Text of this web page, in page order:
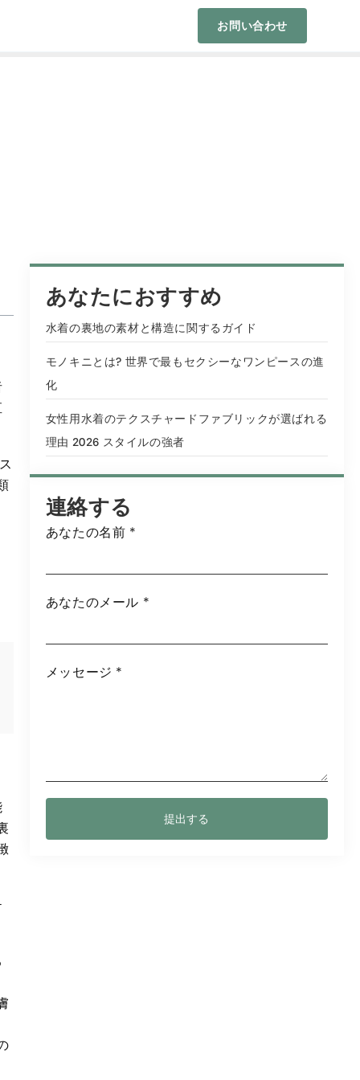
お問い合わせ
あなたにおすすめ
水着の裏地の素材と構造に関するガイド
モノキニとは? 世界で最もセクシーなワンピースの進
化
女性用水着のテクスチャードファブリックが選ばれる
理由 2026 スタイルの強者
連絡する
あなたの名前 *
あなたのメール *
メッセージ *
提出する